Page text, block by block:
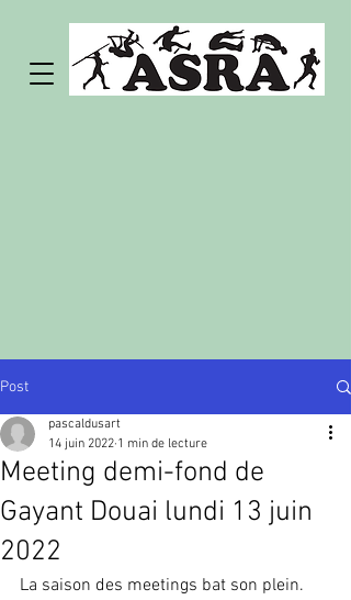
Post
Meeting demi-fond de
Gayant Douai lundi 13 juin
2022
pascaldusart
14 juin 2022 1 min de lecture
La saison des meetings bat son plein.